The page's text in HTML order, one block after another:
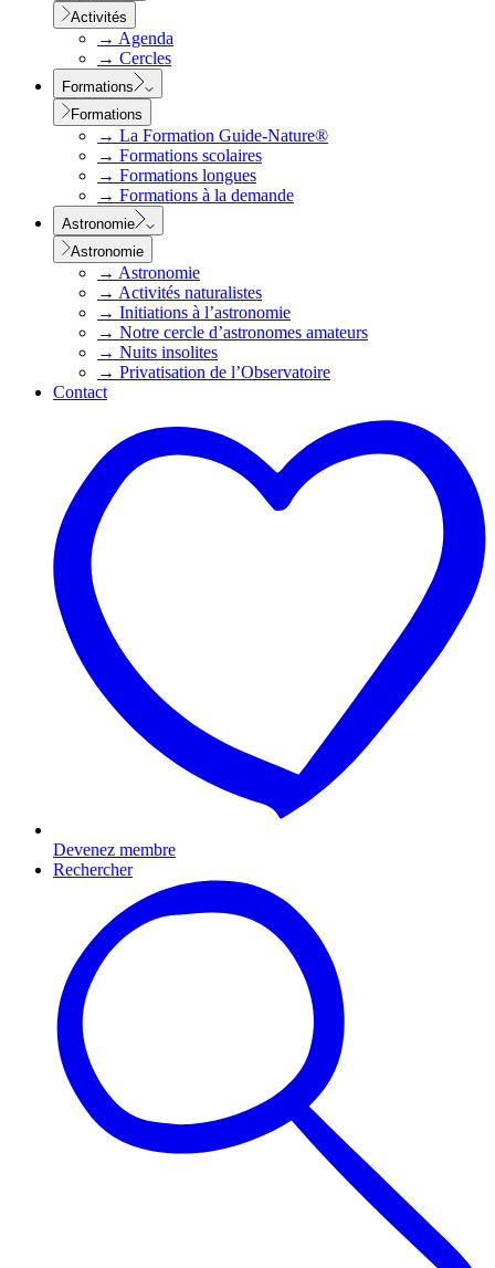
Activités
→ Agenda
→ Cercles
Formations
Formations
→ La Formation Guide-Nature®
→ Formations scolaires
→ Formations longues
→ Formations à la demande
Astronomie
Astronomie
→ Astronomie
→ Activités naturalistes
→ Initiations à l’astronomie
→ Notre cercle d’astronomes amateurs
→ Nuits insolites
→ Privatisation de l’Observatoire
Contact
Devenez membre
Rechercher